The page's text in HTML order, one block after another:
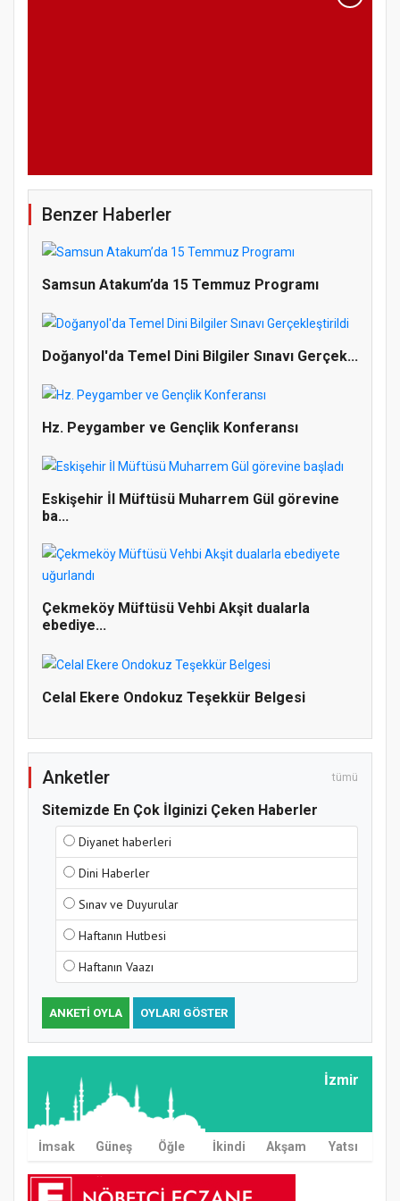
Gerçekleştirildi
Benzer Haberler
Samsun Atakum’da 15 Temmuz Programı
Doğanyol'da Temel Dini Bilgiler Sınavı Gerçek...
Hz. Peygamber ve Gençlik Konferansı
Eskişehir İl Müftüsü Muharrem Gül görevine
ba...
Çekmeköy Müftüsü Vehbi Akşit dualarla
ebediye...
Celal Ekere Ondokuz Teşekkür Belgesi
Anketler tümü
Sitemizde En Çok İlginizi Çeken Haberler
Diyanet haberleri
Dini Haberler
Sınav ve Duyurular
Haftanın Hutbesi
Haftanın Vaazı
ANKETI OYLA OYLARI GÖSTER
İzmir
İmsak Güneş Öğle İkindi Akşam Yatsı